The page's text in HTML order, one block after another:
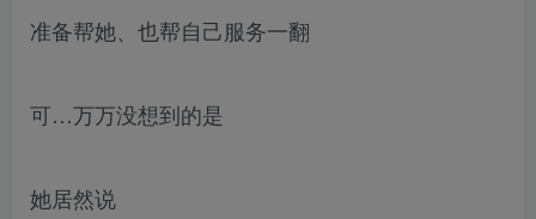
准备帮她、也帮自己服务一翻
可…万万没想到的是
她居然说